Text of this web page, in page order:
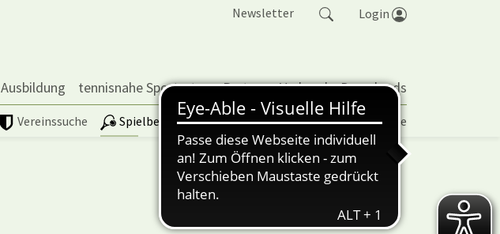
Newsletter Login
Ausbildung tennisnahe Sportarten Partner Verband Downloads
Vereinssuche Spielbetrieb | TORP Vereinspokal Turniere